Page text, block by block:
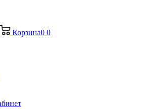
Корзина0 0